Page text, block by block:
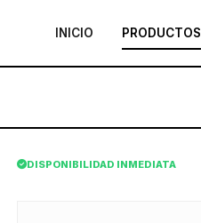
INICIO PRODUCTOS
DISPONIBILIDAD INMEDIATA